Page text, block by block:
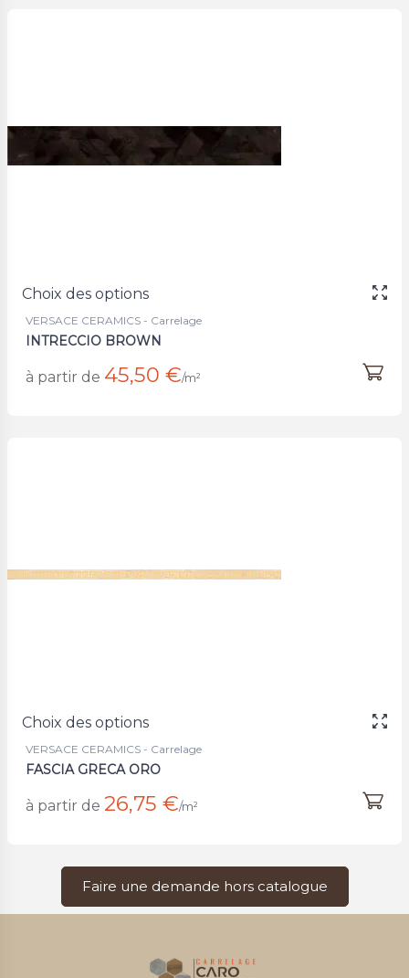
Choix des options
VERSACE CERAMICS - Carrelage
INTRECCIO BROWN
à partir de 45,50 €/m²
Choix des options
VERSACE CERAMICS - Carrelage
FASCIA GRECA ORO
à partir de 26,75 €/m²
Faire une demande hors catalogue